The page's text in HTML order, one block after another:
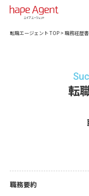
転職エージェント TOP > 職務経歴書
転
職務要約